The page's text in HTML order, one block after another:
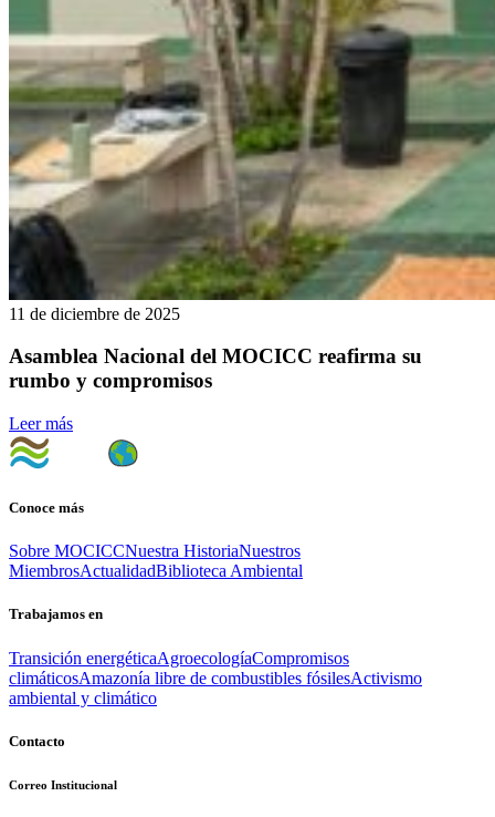
11 de diciembre de 2025
Asamblea Nacional del MOCICC reafirma su
rumbo y compromisos
Leer más
Conoce más
Sobre MOCICCNuestra HistoriaNuestros
MiembrosActualidadBiblioteca Ambiental
Trabajamos en
Transición energéticaAgroecologíaCompromisos
climáticosAmazonía libre de combustibles fósilesActivismo
ambiental y climático
Contacto
Correo Institucional